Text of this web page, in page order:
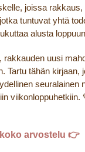
joissa
tuntuvat yhtä
alusta
uusi
Tartu tähän kirjaan,
seuralainen
viikonloppuhetkiin.
arvostelu 👉